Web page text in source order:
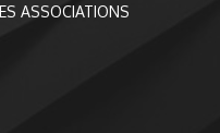
ASSOCIATIONS